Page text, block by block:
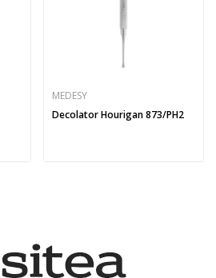
MEDESY
Decolator Hourigan 873/PH2